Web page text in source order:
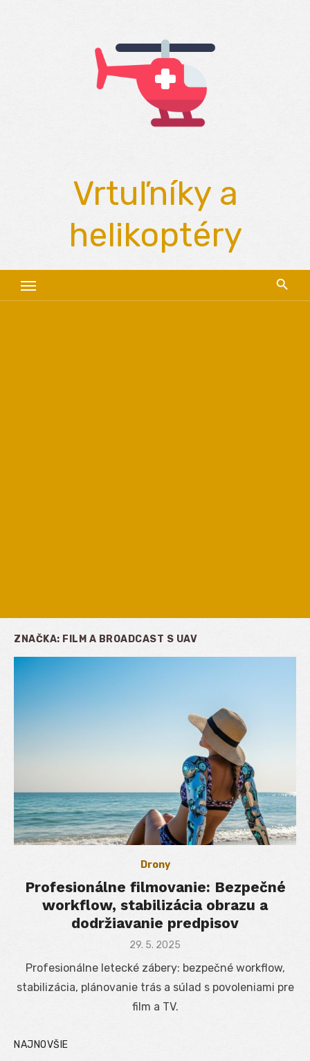
Vrtuľníky a
helikoptéry
ZNAČKA: FILM A BROADCAST S UAV
Drony
Profesionálne filmovanie: Bezpečné
workflow, stabilizácia obrazu a
dodržiavanie predpisov
Posted
29. 5. 2025
Profesionálne letecké zábery: bezpečné workflow,
stabilizácia, plánovanie trás a súlad s povoleniami pre
film a TV.
NAJNOVŠIE